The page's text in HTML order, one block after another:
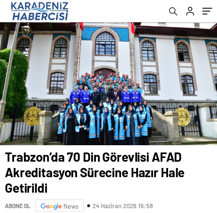
Trabzon’da 70 Din Görevlisi AFAD
Akreditasyon Sürecine Hazır Hale
Getirildi
ABONE OL News 24 Haziran 2026 16:58